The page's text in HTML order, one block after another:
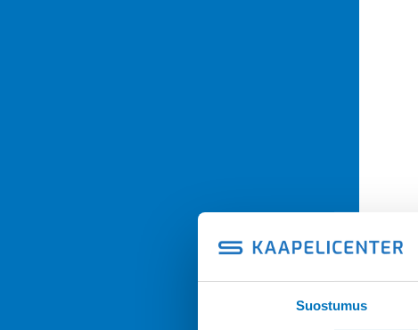
Suostumus